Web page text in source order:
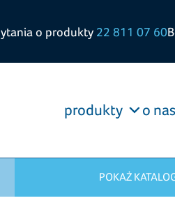
o produkty 22 811 07 60
produkty o nas
POKAŻ